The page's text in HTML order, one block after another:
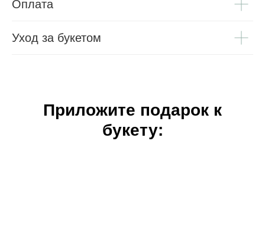
Оплата
Уход за букетом
Приложите подарок к
букету: